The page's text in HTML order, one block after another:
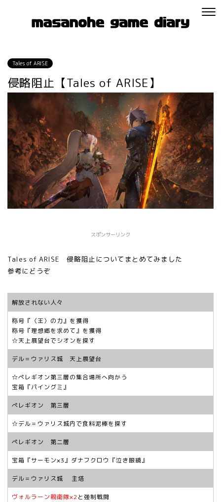
Tales of ARISE
侵略阻止【Tales of ARISE】
スポンサーリンク
Tales of ARISE 侵略阻止についてまとめてみました
参考にどうぞ
解放されない人々
称号『〈王〉の力』を獲得
称号『理想郷を求めて』を獲得
☆天上展望台でシオンを探す
デル＝ウァリス城 天上展望台
☆ぺレギオン第三層の集合場所へ向かう
宝箱『パイングミ』
ぺレギオン 第三層
☆デル＝ウァリス城内で食料泥棒を探す
ぺレギオン 第二層
宝箱『サーモン×3』ダナフクロウ『泣き眼鏡』
デル＝ウァリス城 主塔
ヴォルラーン親衛隊×2 と強制戦闘